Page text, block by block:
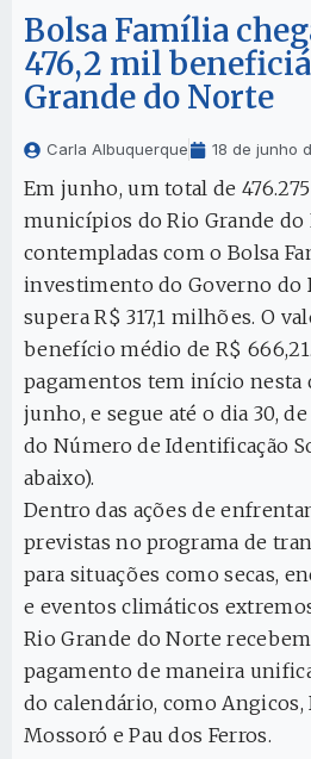
Bolsa Família
476,2 mil
Grande do Norte
Carla Albuquerque 18 de junho
Em junho, um total de
municípios do Rio Grande do
contempladas com o Bolsa
investimento do Governo do
supera R$ 317,1 milhões. O
benefício médio de R$
pagamentos tem início nesta
junho, e segue até o dia 30,
do Número de Identificação
abaixo).
Dentro das ações de
previstas no programa de
para situações como secas,
e eventos climáticos
Rio Grande do Norte
pagamento de maneira
do calendário, como Angicos,
Mossoró e Pau dos Ferros.